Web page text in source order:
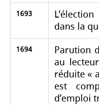
1693
dans la
1694 Parution
au
réduite «
est
d’emploi